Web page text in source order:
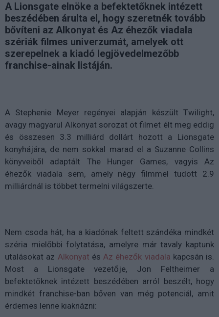
A Lionsgate elnöke a befektetőknek intézett
beszédében árulta el, hogy szeretnék tovább
bővíteni az Alkonyat és Az éhezők viadala
szériák filmes univerzumát, amelyek ott
szerepelnek a kiadó legjövedelmezőbb
franchise-ainak listáján.
A Stephenie Meyer regényei alapján készült Twilight,
avagy magyarul Alkonyat sorozat öt filmet élt meg eddig
és összesen 3.3 milliárd dollárt hozott a Lionsgate
konyhájára, de nem sokkal marad el a Suzanne Collins
könyveiből adaptált The Hunger Games, vagyis Az
éhezők viadala sem, amely négy filmmel tudott 2.9
milliárdnál is többet termelni világszerte.
Nem csoda hát, ha a kiadónak feltett szándéka mindkét
széria mielőbbi folytatása, amelyre már tavaly kaptunk
utalásokat az Alkonyat és Az éhezők viadala kapcsán is.
Most a Lionsgate vezetője, Jon Feltheimer a
befektetőknek intézett beszédében arról beszélt, hogy
mindkét franchise-ban bőven van még potenciál, amit
érdemes lenne kiaknázni: